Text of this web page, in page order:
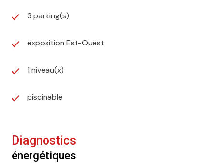
3 parking(s)
exposition Est-Ouest
1 niveau(x)
piscinable
Diagnostics
énergétiques